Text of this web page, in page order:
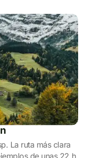
La ruta más clara
de unas 22 h